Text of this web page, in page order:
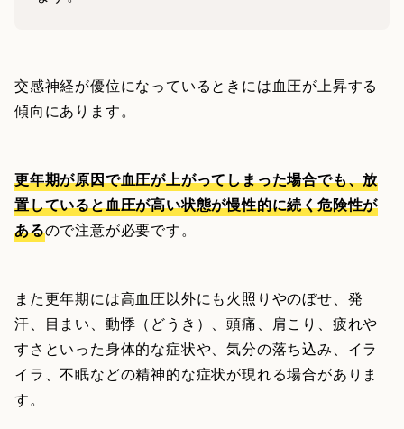
交感神経が優位になっているときには血圧が上昇する
傾向にあります。
更年期が原因で血圧が上がってしまった場合でも、放
置していると血圧が高い状態が慢性的に続く危険性が
あるので注意が必要です。
また更年期には高血圧以外にも火照りやのぼせ、発
汗、目まい、動悸（どうき）、頭痛、肩こり、疲れや
すさといった身体的な症状や、気分の落ち込み、イラ
イラ、不眠などの精神的な症状が現れる場合がありま
す。